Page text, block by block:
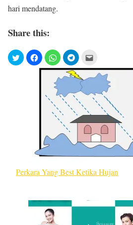
hari mendatang.
Share this:
Perkara Yang Best Ketika Hujan